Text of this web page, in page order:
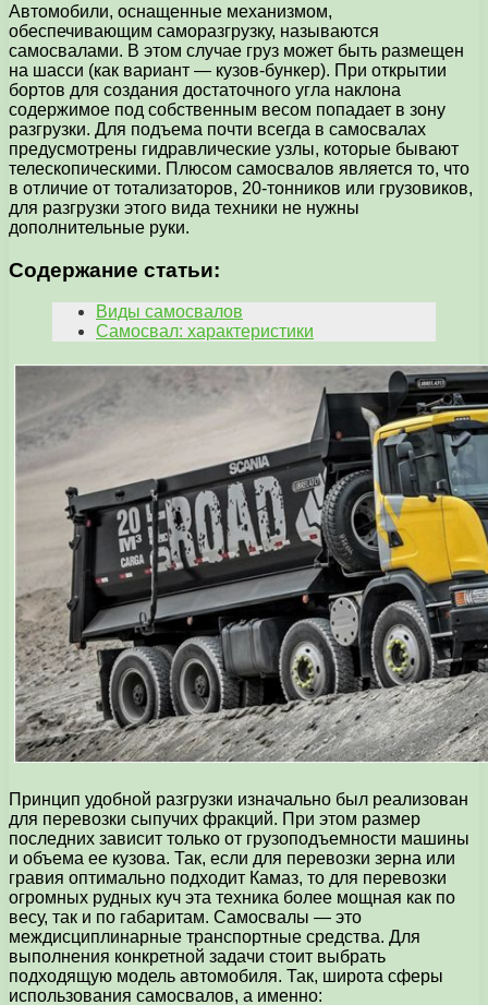
Автомобили, оснащенные механизмом,
обеспечивающим саморазгрузку, называются
самосвалами. В этом случае груз может быть размещен
на шасси (как вариант — кузов-бункер). При открытии
бортов для создания достаточного угла наклона
содержимое под собственным весом попадает в зону
разгрузки. Для подъема почти всегда в самосвалах
предусмотрены гидравлические узлы, которые бывают
телескопическими. Плюсом самосвалов является то, что
в отличие от тотализаторов, 20-тонников или грузовиков,
для разгрузки этого вида техники не нужны
дополнительные руки.
Содержание статьи:
Виды самосвалов
Самосвал: характеристики
Принцип удобной разгрузки изначально был реализован
для перевозки сыпучих фракций. При этом размер
последних зависит только от грузоподъемности машины
и объема ее кузова. Так, если для перевозки зерна или
гравия оптимально подходит Камаз, то для перевозки
огромных рудных куч эта техника более мощная как по
весу, так и по габаритам. Самосвалы — это
междисциплинарные транспортные средства. Для
выполнения конкретной задачи стоит выбрать
подходящую модель автомобиля. Так, широта сферы
использования самосвалов, а именно: